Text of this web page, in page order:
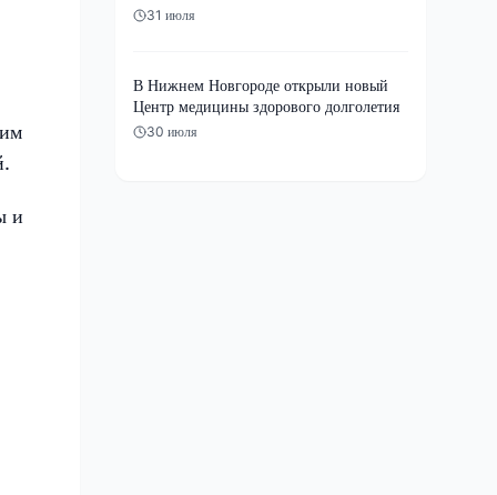
и
31 июля
В Нижнем Новгороде открыли новый
Центр медицины здорового долголетия
30 июля